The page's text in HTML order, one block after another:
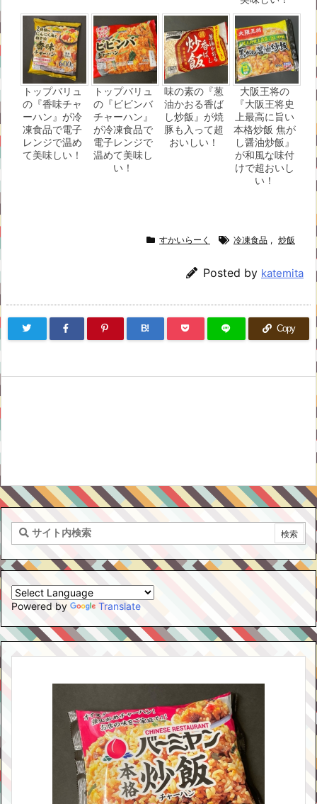
トップバリュ
の『香味チャ
ーハン』が冷
凍食品で電子
レンジで温め
て美味しい！
トップバリュ
の『ビビンバ
チャーハン』
が冷凍食品で
電子レンジで
温めて美味し
い！
味の素の『葱
油かおる香ば
し炒飯』が焼
豚も入って超
おいしい！
大阪王将の
『大阪王将史
上最高に旨い
本格炒飯 焦が
し醤油炒飯』
が和風な味付
けで超おいし
い！
すかいらーく 冷凍食品 , 炒飯
Posted by katemita
B! Copy
Powered by Translate